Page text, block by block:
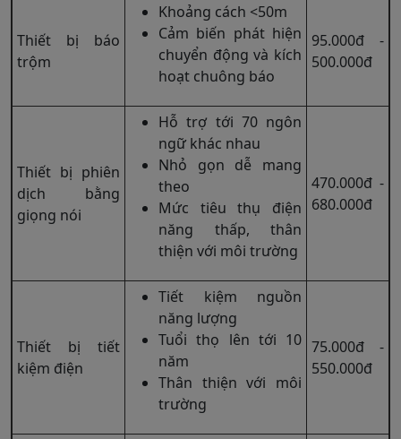
Thiết bị báo
trộm
Khoảng cách <50m
Cảm biến phát hiện
chuyển động và kích
hoạt chuông báo
95.000đ -
500.000đ
Thiết bị phiên
dịch bằng
giọng nói
Hỗ trợ tới 70 ngôn
ngữ khác nhau
Nhỏ gọn dễ mang
theo
Mức tiêu thụ điện
năng thấp, thân
thiện với môi trường
470.000đ -
680.000đ
Thiết bị tiết
kiệm điện
Tiết kiệm nguồn
năng lượng
Tuổi thọ lên tới 10
năm
Thân thiện với môi
trường
75.000đ -
550.000đ